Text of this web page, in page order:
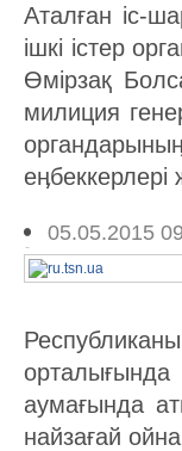
Аталған іс-
ішкі істер
Өмірзақ
милиция
еӊбеккерлері
05.05.2015
аумағында
найзағай